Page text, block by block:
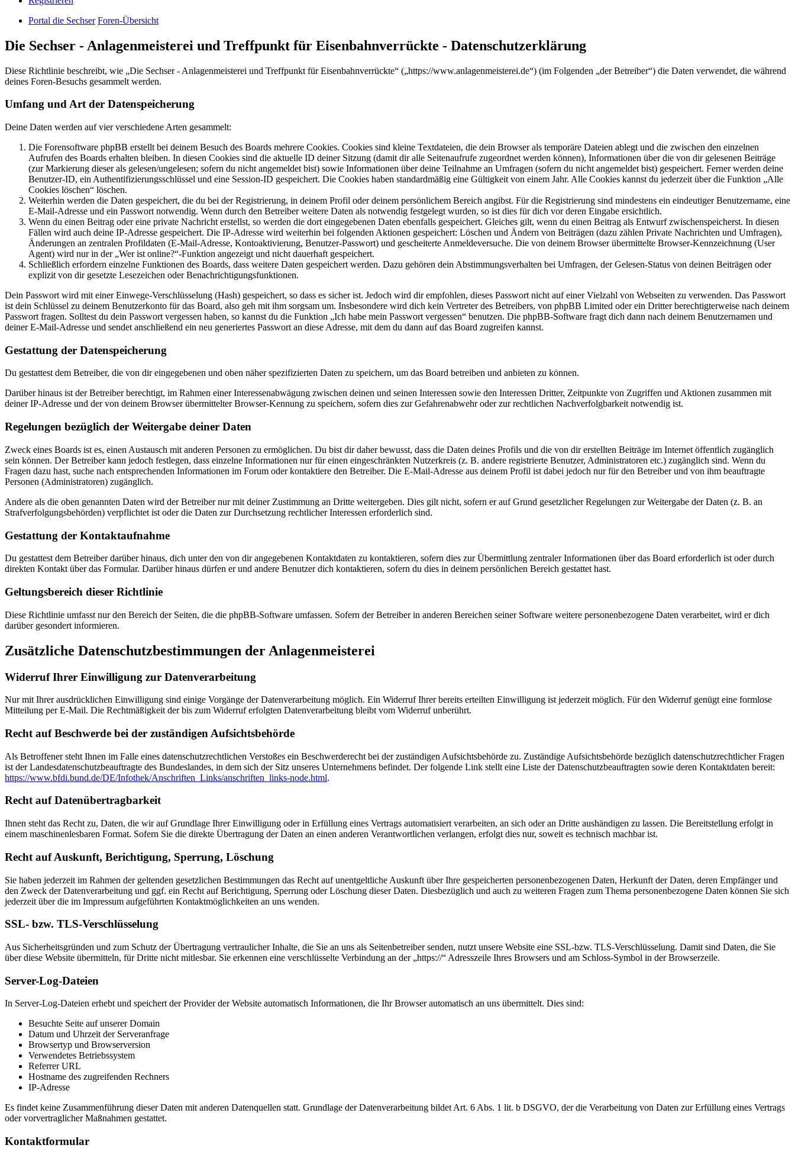
Portal die Sechser Foren-Übersicht
Die Sechser - Anlagenmeisterei und Treffpunkt für Eisenbahnverrückte - Datenschutzerklärung
Diese Richtlinie beschreibt, wie „Die Sechser - Anlagenmeisterei und Treffpunkt für Eisenbahnverrückte“ („https://www.anlagenmeisterei.de“) (im Folgenden „der Betreiber“) die Daten verwendet, die während
deines Foren-Besuchs gesammelt werden.
Umfang und Art der Datenspeicherung
Deine Daten werden auf vier verschiedene Arten gesammelt:
Die Forensoftware phpBB erstellt bei deinem Besuch des Boards mehrere Cookies. Cookies sind kleine Textdateien, die dein Browser als temporäre Dateien ablegt und die zwischen den einzelnen
Aufrufen des Boards erhalten bleiben. In diesen Cookies sind die aktuelle ID deiner Sitzung (damit dir alle Seitenaufrufe zugeordnet werden können), Informationen über die von dir gelesenen Beiträge
(zur Markierung dieser als gelesen/ungelesen; sofern du nicht angemeldet bist) sowie Informationen über deine Teilnahme an Umfragen (sofern du nicht angemeldet bist) gespeichert. Ferner werden deine
Benutzer-ID, ein Authentifizierungsschlüssel und eine Session-ID gespeichert. Die Cookies haben standardmäßig eine Gültigkeit von einem Jahr. Alle Cookies kannst du jederzeit über die Funktion „Alle
Cookies löschen“ löschen.
Weiterhin werden die Daten gespeichert, die du bei der Registrierung, in deinem Profil oder deinem persönlichem Bereich angibst. Für die Registrierung sind mindestens ein eindeutiger Benutzername, eine
E-Mail-Adresse und ein Passwort notwendig. Wenn durch den Betreiber weitere Daten als notwendig festgelegt wurden, so ist dies für dich vor deren Eingabe ersichtlich.
Wenn du einen Beitrag oder eine private Nachricht erstellst, so werden die dort eingegebenen Daten ebenfalls gespeichert. Gleiches gilt, wenn du einen Beitrag als Entwurf zwischenspeicherst. In diesen
Fällen wird auch deine IP-Adresse gespeichert. Die IP-Adresse wird weiterhin bei folgenden Aktionen gespeichert: Löschen und Ändern von Beiträgen (dazu zählen Private Nachrichten und Umfragen),
Änderungen an zentralen Profildaten (E-Mail-Adresse, Kontoaktivierung, Benutzer-Passwort) und gescheiterte Anmeldeversuche. Die von deinem Browser übermittelte Browser-Kennzeichnung (User
Agent) wird nur in der „Wer ist online?“-Funktion angezeigt und nicht dauerhaft gespeichert.
Schließlich erfordern einzelne Funktionen des Boards, dass weitere Daten gespeichert werden. Dazu gehören dein Abstimmungsverhalten bei Umfragen, der Gelesen-Status von deinen Beiträgen oder
explizit von dir gesetzte Lesezeichen oder Benachrichtigungsfunktionen.
Dein Passwort wird mit einer Einwege-Verschlüsselung (Hash) gespeichert, so dass es sicher ist. Jedoch wird dir empfohlen, dieses Passwort nicht auf einer Vielzahl von Webseiten zu verwenden. Das Passwort
ist dein Schlüssel zu deinem Benutzerkonto für das Board, also geh mit ihm sorgsam um. Insbesondere wird dich kein Vertreter des Betreibers, von phpBB Limited oder ein Dritter berechtigterweise nach deinem
Passwort fragen. Solltest du dein Passwort vergessen haben, so kannst du die Funktion „Ich habe mein Passwort vergessen“ benutzen. Die phpBB-Software fragt dich dann nach deinem Benutzernamen und
deiner E-Mail-Adresse und sendet anschließend ein neu generiertes Passwort an diese Adresse, mit dem du dann auf das Board zugreifen kannst.
Gestattung der Datenspeicherung
Du gestattest dem Betreiber, die von dir eingegebenen und oben näher spezifizierten Daten zu speichern, um das Board betreiben und anbieten zu können.
Darüber hinaus ist der Betreiber berechtigt, im Rahmen einer Interessenabwägung zwischen deinen und seinen Interessen sowie den Interessen Dritter, Zeitpunkte von Zugriffen und Aktionen zusammen mit
deiner IP-Adresse und der von deinem Browser übermittelter Browser-Kennung zu speichern, sofern dies zur Gefahrenabwehr oder zur rechtlichen Nachverfolgbarkeit notwendig ist.
Regelungen bezüglich der Weitergabe deiner Daten
Zweck eines Boards ist es, einen Austausch mit anderen Personen zu ermöglichen. Du bist dir daher bewusst, dass die Daten deines Profils und die von dir erstellten Beiträge im Internet öffentlich zugänglich
sein können. Der Betreiber kann jedoch festlegen, dass einzelne Informationen nur für einen eingeschränkten Nutzerkreis (z. B. andere registrierte Benutzer, Administratoren etc.) zugänglich sind. Wenn du
Fragen dazu hast, suche nach entsprechenden Informationen im Forum oder kontaktiere den Betreiber. Die E-Mail-Adresse aus deinem Profil ist dabei jedoch nur für den Betreiber und von ihm beauftragte
Personen (Administratoren) zugänglich.
Andere als die oben genannten Daten wird der Betreiber nur mit deiner Zustimmung an Dritte weitergeben. Dies gilt nicht, sofern er auf Grund gesetzlicher Regelungen zur Weitergabe der Daten (z. B. an
Strafverfolgungsbehörden) verpflichtet ist oder die Daten zur Durchsetzung rechtlicher Interessen erforderlich sind.
Gestattung der Kontaktaufnahme
Du gestattest dem Betreiber darüber hinaus, dich unter den von dir angegebenen Kontaktdaten zu kontaktieren, sofern dies zur Übermittlung zentraler Informationen über das Board erforderlich ist oder durch
direkten Kontakt über das Formular. Darüber hinaus dürfen er und andere Benutzer dich kontaktieren, sofern du dies in deinem persönlichen Bereich gestattet hast.
Geltungsbereich dieser Richtlinie
Diese Richtlinie umfasst nur den Bereich der Seiten, die die phpBB-Software umfassen. Sofern der Betreiber in anderen Bereichen seiner Software weitere personenbezogene Daten verarbeitet, wird er dich
darüber gesondert informieren.
Zusätzliche Datenschutzbestimmungen der Anlagenmeisterei
Widerruf Ihrer Einwilligung zur Datenverarbeitung
Nur mit Ihrer ausdrücklichen Einwilligung sind einige Vorgänge der Datenverarbeitung möglich. Ein Widerruf Ihrer bereits erteilten Einwilligung ist jederzeit möglich. Für den Widerruf genügt eine formlose
Mitteilung per E-Mail. Die Rechtmäßigkeit der bis zum Widerruf erfolgten Datenverarbeitung bleibt vom Widerruf unberührt.
Recht auf Beschwerde bei der zuständigen Aufsichtsbehörde
Als Betroffener steht Ihnen im Falle eines datenschutzrechtlichen Verstoßes ein Beschwerderecht bei der zuständigen Aufsichtsbehörde zu. Zuständige Aufsichtsbehörde bezüglich datenschutzrechtlicher Fragen
ist der Landesdatenschutzbeauftragte des Bundeslandes, in dem sich der Sitz unseres Unternehmens befindet. Der folgende Link stellt eine Liste der Datenschutzbeauftragten sowie deren Kontaktdaten bereit:
https://www.bfdi.bund.de/DE/Infothek/Anschriften_Links/anschriften_links-node.html.
Recht auf Datenübertragbarkeit
Ihnen steht das Recht zu, Daten, die wir auf Grundlage Ihrer Einwilligung oder in Erfüllung eines Vertrags automatisiert verarbeiten, an sich oder an Dritte aushändigen zu lassen. Die Bereitstellung erfolgt in
einem maschinenlesbaren Format. Sofern Sie die direkte Übertragung der Daten an einen anderen Verantwortlichen verlangen, erfolgt dies nur, soweit es technisch machbar ist.
Recht auf Auskunft, Berichtigung, Sperrung, Löschung
Sie haben jederzeit im Rahmen der geltenden gesetzlichen Bestimmungen das Recht auf unentgeltliche Auskunft über Ihre gespeicherten personenbezogenen Daten, Herkunft der Daten, deren Empfänger und
den Zweck der Datenverarbeitung und ggf. ein Recht auf Berichtigung, Sperrung oder Löschung dieser Daten. Diesbezüglich und auch zu weiteren Fragen zum Thema personenbezogene Daten können Sie sich
jederzeit über die im Impressum aufgeführten Kontaktmöglichkeiten an uns wenden.
SSL- bzw. TLS-Verschlüsselung
Aus Sicherheitsgründen und zum Schutz der Übertragung vertraulicher Inhalte, die Sie an uns als Seitenbetreiber senden, nutzt unsere Website eine SSL-bzw. TLS-Verschlüsselung. Damit sind Daten, die Sie
über diese Website übermitteln, für Dritte nicht mitlesbar. Sie erkennen eine verschlüsselte Verbindung an der „https://“ Adresszeile Ihres Browsers und am Schloss-Symbol in der Browserzeile.
Server-Log-Dateien
In Server-Log-Dateien erhebt und speichert der Provider der Website automatisch Informationen, die Ihr Browser automatisch an uns übermittelt. Dies sind:
Besuchte Seite auf unserer Domain
Datum und Uhrzeit der Serveranfrage
Browsertyp und Browserversion
Verwendetes Betriebssystem
Referrer URL
Hostname des zugreifenden Rechners
IP-Adresse
Es findet keine Zusammenführung dieser Daten mit anderen Datenquellen statt. Grundlage der Datenverarbeitung bildet Art. 6 Abs. 1 lit. b DSGVO, der die Verarbeitung von Daten zur Erfüllung eines Vertrags
oder vorvertraglicher Maßnahmen gestattet.
Kontaktformular